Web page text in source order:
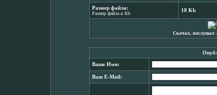
Размер файла:
Размер файла в Kb
18 Kb
Скачал, послушал
Ваше Имя:
Ваш E-Mail: